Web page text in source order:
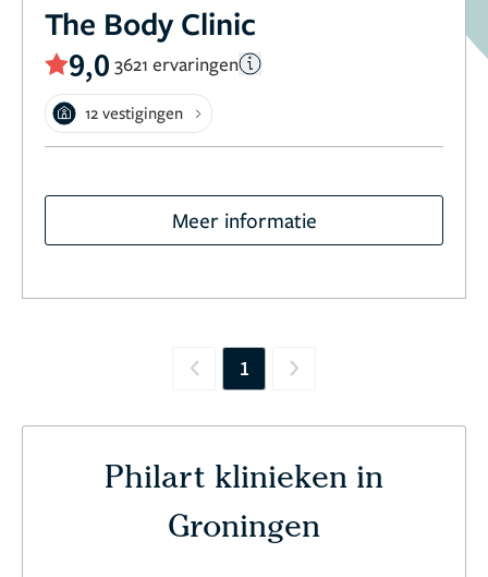
The Body Clinic
9,0 3621 ervaringen
12 vestigingen
Meer informatie
Previous
1 Next
Philart klinieken in
Groningen